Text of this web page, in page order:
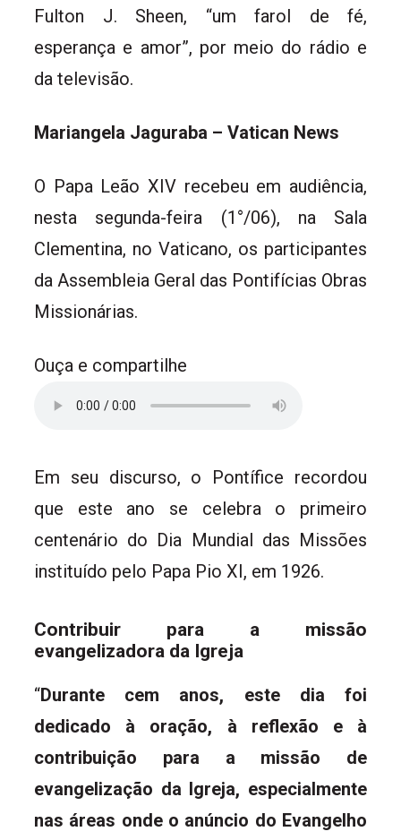
Fulton J. Sheen, “um farol de fé,
esperança e amor”, por meio do rádio e
da televisão.
Mariangela Jaguraba – Vatican News
O Papa Leão XIV recebeu em audiência,
nesta segunda-feira (1°/06), na Sala
Clementina, no Vaticano, os participantes
da Assembleia Geral das Pontifícias Obras
Missionárias.
Ouça e compartilhe
Em seu discurso, o Pontífice recordou
que este ano se celebra o primeiro
centenário do Dia Mundial das Missões
instituído pelo Papa Pio XI, em 1926.
Contribuir para a missão
evangelizadora da Igreja
“Durante cem anos, este dia foi
dedicado à oração, à reflexão e à
contribuição para a missão de
evangelização da Igreja, especialmente
nas áreas onde o anúncio do Evangelho